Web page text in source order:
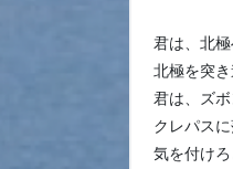
君は、北
北極を突
君は、ズ
クレパス
気を付け